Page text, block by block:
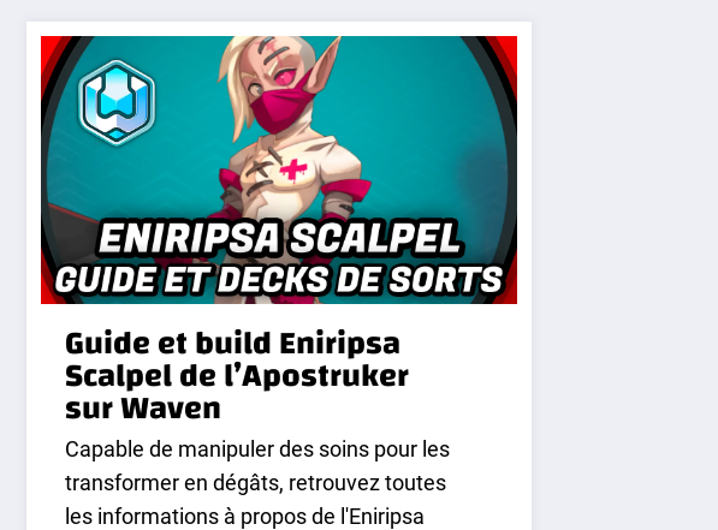
Guide et build Eniripsa
Scalpel de l’Apostruker
sur Waven
Capable de manipuler des soins pour les
transformer en dégâts, retrouvez toutes
les informations à propos de l'Eniripsa